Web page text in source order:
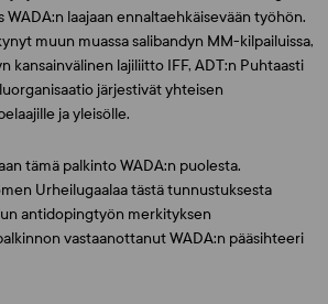
laajaan ennaltaehkäisevään työhön.
muun muassa salibandyn MM-kilpailuissa,
kansainvälinen lajiliitto IFF, ADT:n Puhtaasti
järjestivät yhteisen
ja yleisölle.
tämä palkinto WADA:n puolesta.
Urheilugaalaa tästä tunnustuksesta
antidopingtyön merkityksen
vastaanottanut WADA:n pääsihteeri